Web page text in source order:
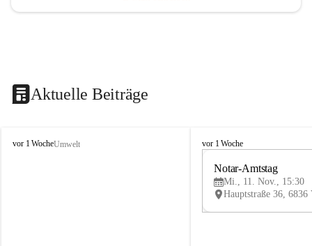
Aktuelle Beiträge
V
vor 1 WocheUmwelt
V
vor 1 Woche
Notar-Amtstag
Mi., 11. Nov., 15:30